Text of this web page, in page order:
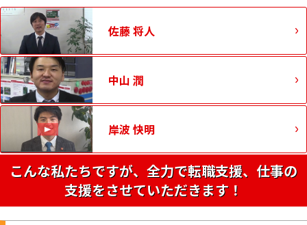
佐藤 将人
中山 潤
岸波 快明
こんな私たちですが、全力で転職支援、仕事の
支援をさせていただきます！